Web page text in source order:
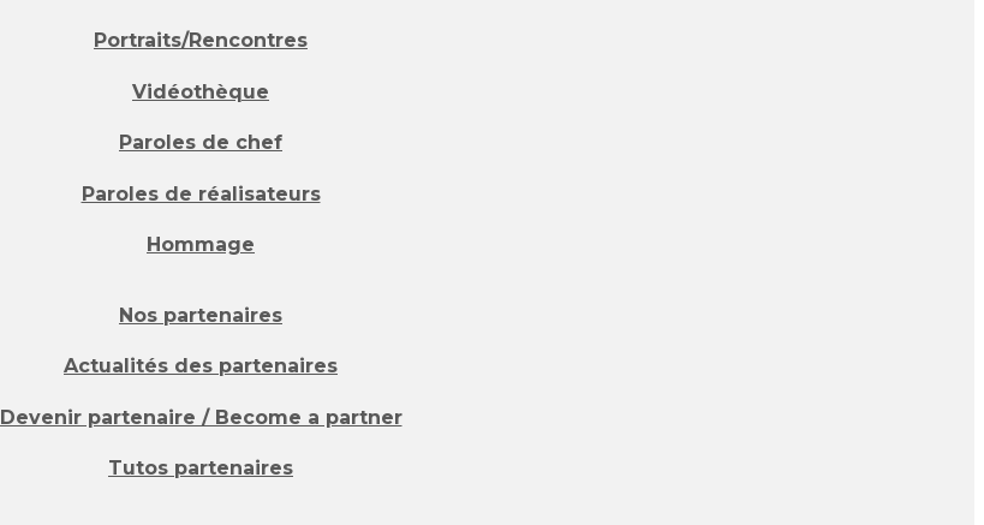
Portraits/Rencontres
Vidéothèque
Paroles de chef
Paroles de réalisateurs
Hommage
Nos partenaires
Actualités des partenaires
Devenir partenaire / Become a partner
Tutos partenaires